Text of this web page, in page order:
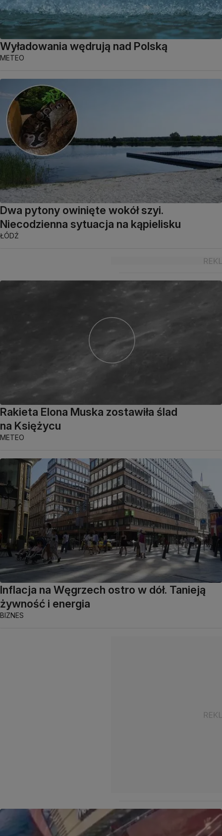
Wyładowania wędrują nad Polską
METEO
Dwa pytony owinięte wokół szyi.
Niecodzienna sytuacja na kąpielisku
ŁÓDŹ
Rakieta Elona Muska zostawiła ślad
na Księżycu
METEO
Inflacja na Węgrzech ostro w dół. Tanieją
żywność i energia
BIZNES